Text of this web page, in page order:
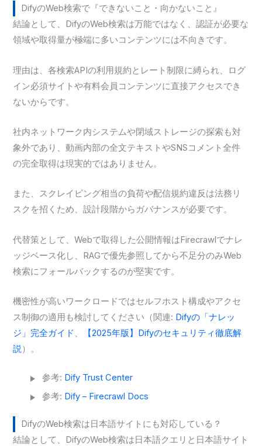
DifyのWeb検索で『できないこと・向かないこと』
結論として、DifyのWeb検索は万能ではなく、認証が必要な
領域や取得量が極端に多いコンテンツには不向きです。
理由は、各検索APIの利用規約とレート制限に縛られ、ログ
イン必須サイトや有料会員コンテンツに直接アクセスでき
ないからです。
社内ネットワーク内システムや閉域ストレージの探索も対
象外であり、動画内部の全文テキストやSNSコメント全件
の完全取得は現実的ではありません。
また、スクレイピング相当の負荷や配信規約違反は法務リ
スクを招くため、設計段階からガバナンスが必要です。
代替策として、Webで取得した公開情報はFirecrawlでナレ
ッジベース化し、RAGで優先参照してから不足分のみWeb
検索にフォールバックするのが堅実です。
機密性が高いワークロードではセルフホスト構成やアクセ
ス制御の適用も検討してください（関連: Difyの「ナレッ
ジ」完全ガイド 、
【2025年版】Difyのセキュリティ徹底解
説）。
参考: Dify Trust Center
参考: Dify – Firecrawl Docs
DifyのWeb検索は日本語サイトにも対応している？
結論として、DifyのWeb検索は日本語クエリと日本語サイト